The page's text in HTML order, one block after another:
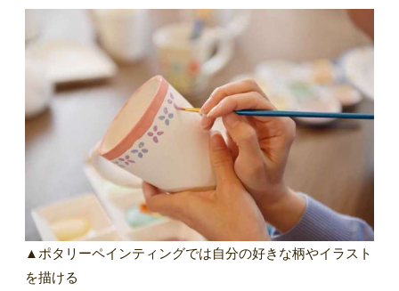
▲ポタリーペインティングでは自分の好きな柄やイラスト
を描ける